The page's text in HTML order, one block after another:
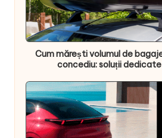
Cum mărești volumul de
concediu: soluții